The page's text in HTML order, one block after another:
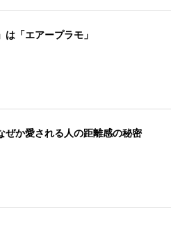
は「エアープラモ」
ぜか愛される人の距離感の秘密